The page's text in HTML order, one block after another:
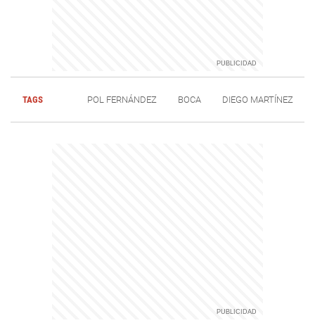
TAGS POL FERNÁNDEZ BOCA DIEGO MARTÍNEZ